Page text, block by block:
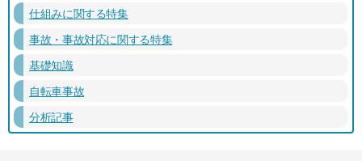
仕組みに関する特集
事故・事故対応に関する特集
基礎知識
自転車事故
分析記事